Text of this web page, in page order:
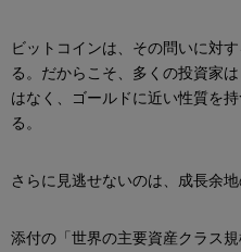
ビットコインは、その問いに対
る。だからこそ、多くの投資家
はなく、ゴールドに近い性質を
る。
さらに見逃せないのは、成長余地
添付の「世界の主要資産クラス